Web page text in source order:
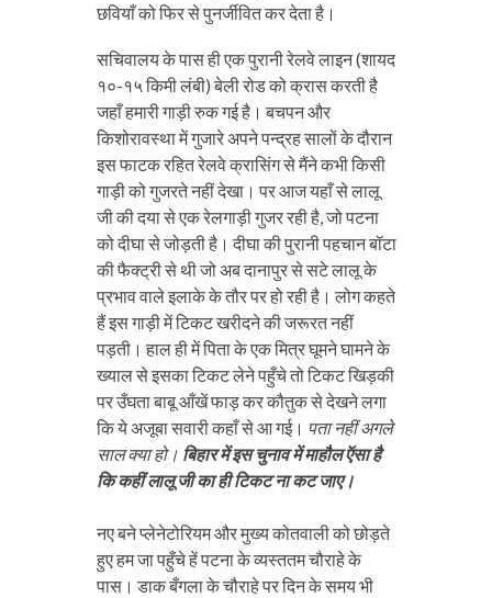
छवियाँ को फिर से पुनर्जीवित कर देता है।
सचिवालय के पास ही एक पुरानी रेलवे लाइन (शायद
१०-१५ किमी लंबी) बेली रोड को क्रास करती है
जहाँ हमारी गाड़ी रुक गई है। बचपन और
किशोरावस्था में गुजारे अपने पन्द्रह सालों के दौरान
इस फाटक रहित रेलवे क्रासिंग से मैंने कभी किसी
गाड़ी को गुजरते नहीं देखा। पर आज यहाँ से लालू
जी की दया से एक रेलगाड़ी गुजर रही है, जो पटना
को दीघा से जोड़ती है। दीघा की पुरानी पहचान बॉटा
की फैक्ट्री से थी जो अब दानापुर से सटे लालू के
प्रभाव वाले इलाके के तौर पर हो रही है। लोग कहते
हैं इस गाड़ी में टिकट खरीदने की जरूरत नहीं
पड़ती। हाल ही में पिता के एक मित्र घूमने घामने के
ख्याल से इसका टिकट लेने पहुँचे तो टिकट खिड़की
पर उँघता बाबू आँखें फाड़ कर कौतुक से देखने लगा
कि ये अजूबा सवारी कहाँ से आ गई। पता नहीं अगले
साल क्या हो। बिहार में इस चुनाव में माहौल ऍसा है
कि कहीं लालू जी का ही टिकट ना कट जाए।
नए बने प्लेनेटोरियम और मुख्य कोतवाली को छोड़ते
हुए हम जा पहुँचे हें पटना के व्यस्ततम चौराहे के
पास। डाक बँगला के चौराहे पर दिन के समय भी